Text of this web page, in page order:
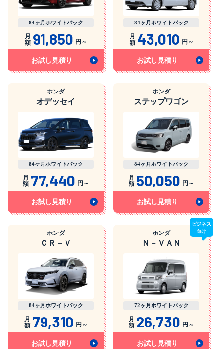
84ヶ月ホワイトパック
月
額 91,850 円～
お試し見積り
84ヶ月ホワイトパック
月
額 43,010 円～
お試し見積り
ホンダ
オデッセイ
84ヶ月ホワイトパック
月
額 77,440 円～
お試し見積り
ホンダ
ステップワゴン
84ヶ月ホワイトパック
月
額 50,050 円～
お試し見積り
ホンダ
ＣＲ－Ｖ
84ヶ月ホワイトパック
月
額 79,310 円～
お試し見積り
ホンダ
Ｎ－ＶＡＮ
ビジネス
向け
72ヶ月ホワイトパック
月
額 26,730 円～
お試し見積り